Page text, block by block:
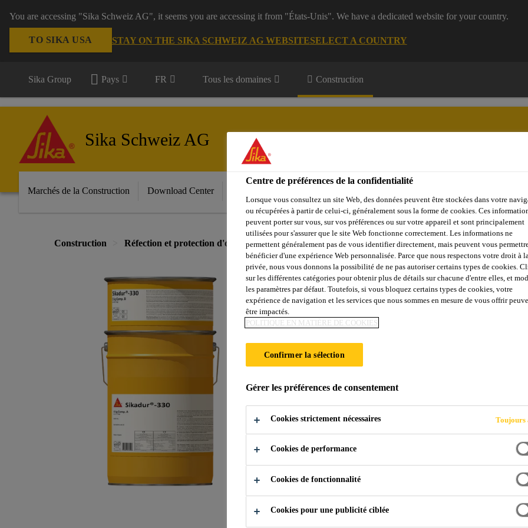
You are accessing "Sika Schweiz AG", it seems you are accessing it from "États-Unis". We have a dedicated website for your country.
TO SIKA USA STAY ON THE SIKA SCHWEIZ AG WEBSITESELECT A COUNTRY
Sika Group Pays FR Tous les domaines Construction
Sika Schweiz AG
Marchés de la Construction Download Center
Construction Réfection et protection d'ouvrages Renforcements de structures Sikadur®-330
Sikadur®-330
Colle bicomposante, thixotrope, à base de
Colle et résine d'imprégnation bicomposante,
Ouvrabilité aisée et mise en oeuvre simple à
Convient parfaitement pour une application par le
Thixotrope: Pas d'affaissement lors de
Hautes résistances aux sollicitations mécaniques
Centre de préférences de la confidentialité
Lorsque vous consultez un site Web, des données peuvent être stockées dans votre
ou récupérées à partir de celui-ci, généralement sous la forme de cookies. Ces
peuvent porter sur vous, sur vos préférences ou sur votre appareil et sont principalement
utilisées pour s'assurer que le site Web fonctionne correctement. Les informations ne
permettent généralement pas de vous identifier directement, mais peuvent vous
bénéficier d'une expérience Web personnalisée. Parce que nous respectons votre droit à
privée, nous vous donnons la possibilité de ne pas autoriser certains types de cookies.
sur les différentes catégories pour obtenir plus de détails sur chacune d'entre elles, et
les paramètres par défaut. Toutefois, si vous bloquez certains types de cookies, votre
expérience de navigation et les services que nous sommes en mesure de vous offrir
être impactés.
POLITIQUE EN MATIÈRE DE COOKIES
Confirmer la sélection
Gérer les préférences de consentement
Cookies strictement nécessaires Toujours
Cookies de performance
Cookies de fonctionnalité
Cookies pour une publicité ciblée